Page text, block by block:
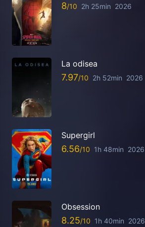
8 2h 25min 2026
La odisea
7.97 2h 52min 2026
Supergirl
6.56 1h 48min 2026
Obsession
8.25 1h 40min 2026